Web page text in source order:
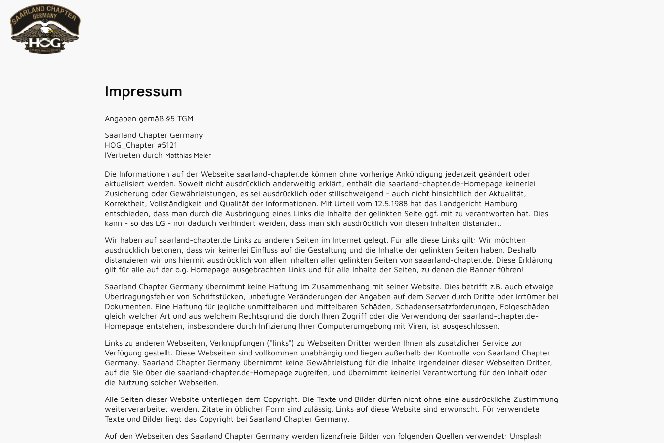
Impressum
Angaben gemäß §5 TGM
Saarland Chapter Germany
HOG_Chapter #5121
IVertreten durch Matthias Meier
Die Informationen auf der Webseite saarland-chapter.de können ohne vorherige Ankündigung jederzeit geändert oder
aktualisiert werden. Soweit nicht ausdrücklich anderweitig erklärt, enthält die saarland-chapter.de-Homepage keinerlei
Zusicherung oder Gewährleistungen, es sei ausdrücklich oder stillschweigend - auch nicht hinsichtlich der Aktualität,
Korrektheit, Vollständigkeit und Qualität der Informationen. Mit Urteil vom 12.5.1988 hat das Landgericht Hamburg
entschieden, dass man durch die Ausbringung eines Links die Inhalte der gelinkten Seite ggf. mit zu verantworten hat. Dies
kann - so das LG - nur dadurch verhindert werden, dass man sich ausdrücklich von diesen Inhalten distanziert.
Wir haben auf saarland-chapter.de Links zu anderen Seiten im Internet gelegt. Für alle diese Links gilt: Wir möchten
ausdrücklich betonen, dass wir keinerlei Einfluss auf die Gestaltung und die Inhalte der gelinkten Seiten haben. Deshalb
distanzieren wir uns hiermit ausdrücklich von allen Inhalten aller gelinkten Seiten von saaarland-chapter.de. Diese Erklärung
gilt für alle auf der o.g. Homepage ausgebrachten Links und für alle Inhalte der Seiten, zu denen die Banner führen!
Saarland Chapter Germany übernimmt keine Haftung im Zusammenhang mit seiner Website. Dies betrifft z.B. auch etwaige
Übertragungsfehler von Schriftstücken, unbefugte Veränderungen der Angaben auf dem Server durch Dritte oder Irrtümer bei
Dokumenten. Eine Haftung für jegliche unmittelbaren und mittelbaren Schäden, Schadensersatzforderungen, Folgeschäden
gleich welcher Art und aus welchem Rechtsgrund die durch Ihren Zugriff oder die Verwendung der saarland-chapter.de-
Homepage entstehen, insbesondere durch Infizierung Ihrer Computerumgebung mit Viren, ist ausgeschlossen.
Links zu anderen Webseiten, Verknüpfungen ("links") zu Webseiten Dritter werden Ihnen als zusätzlicher Service zur
Verfügung gestellt. Diese Webseiten sind vollkommen unabhängig und liegen außerhalb der Kontrolle von Saarland Chapter
Germany. Saarland Chapter Germany übernimmt keine Gewährleistung für die Inhalte irgendeiner dieser Webseiten Dritter,
auf die Sie über die saarland-chapter.de-Homepage zugreifen, und übernimmt keinerlei Verantwortung für den Inhalt oder
die Nutzung solcher Webseiten.
Alle Seiten dieser Website unterliegen dem Copyright. Die Texte und Bilder dürfen nicht ohne eine ausdrückliche Zustimmung
weiterverarbeitet werden. Zitate in üblicher Form sind zulässig. Links auf diese Website sind erwünscht. Für verwendete
Texte und Bilder liegt das Copyright bei Saarland Chapter Germany.
Auf den Webseiten des Saarland Chapter Germany werden lizenzfreie Bilder von folgenden Quellen verwendet: Unsplash